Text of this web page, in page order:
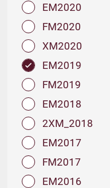
EM2020
FM2020
XM2020
EM2019
FM2019
EM2018
2XM_2018
EM2017
FM2017
EM2016